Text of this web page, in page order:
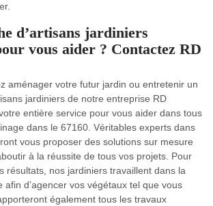
d’artisans jardiniers
vous aider ? Contactez RD
aménager votre futur jardin ou entretenir un
jardiniers de notre entreprise RD
entière service pour vous aider dans tous
dans le 67160. Véritables experts dans
vous proposer des solutions sur mesure
à la réussite de tous vos projets. Pour
résultats, nos jardiniers travaillent dans la
afin d’agencer vos végétaux tel que vous
également tous les travaux